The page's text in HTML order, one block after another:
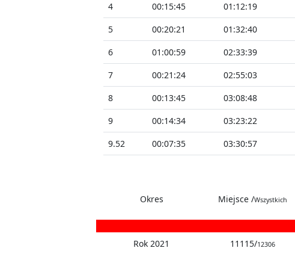
4
00:15:45 01:12:19
5
00:20:21 01:32:40
6
01:00:59 02:33:39
7
00:21:24 02:55:03
8
00:13:45 03:08:48
9
00:14:34 03:23:22
9.52
00:07:35 03:30:57
Okres Miejsce /Wszystkich
Rok 2021
11115/12306